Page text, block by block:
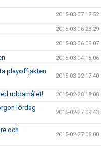
2015-03-07 12:52
2015-03-06 23:29
2015-03-06 09:07
2015-03-04 15:06
playoffjakten
2015-03-02 17:40
uddamålet! 2015-02-28 18:08
lördag
2015-02-27 09:43
och
2015-02-27 06:00